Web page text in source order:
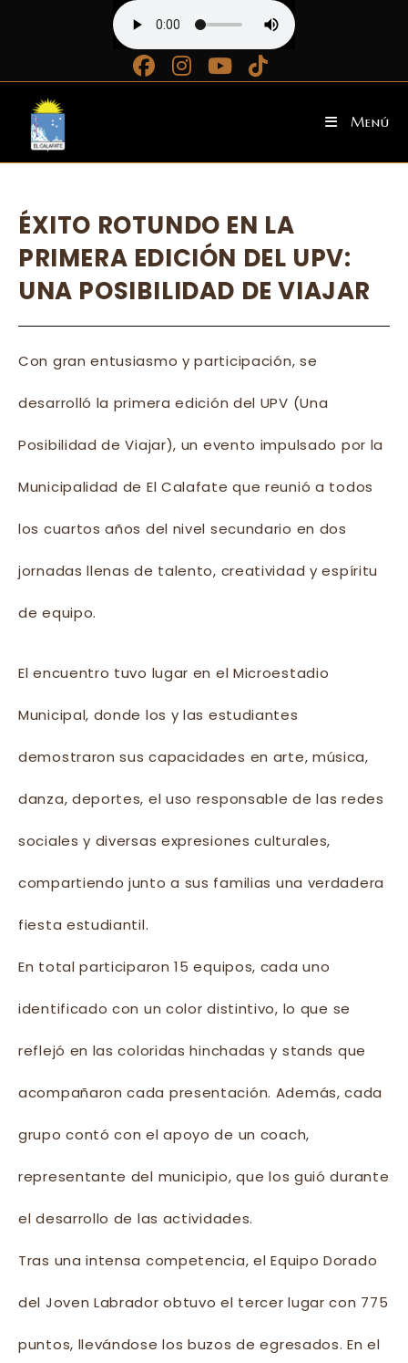
contenido
Menú
ÉXITO ROTUNDO EN LA
PRIMERA EDICIÓN DEL UPV:
UNA POSIBILIDAD DE VIAJAR
Con gran entusiasmo y participación, se
desarrolló la primera edición del UPV (Una
Posibilidad de Viajar), un evento impulsado por la
Municipalidad de El Calafate que reunió a todos
los cuartos años del nivel secundario en dos
jornadas llenas de talento, creatividad y espíritu
de equipo.
El encuentro tuvo lugar en el Microestadio
Municipal, donde los y las estudiantes
demostraron sus capacidades en arte, música,
danza, deportes, el uso responsable de las redes
sociales y diversas expresiones culturales,
compartiendo junto a sus familias una verdadera
fiesta estudiantil.
En total participaron 15 equipos, cada uno
identificado con un color distintivo, lo que se
reflejó en las coloridas hinchadas y stands que
acompañaron cada presentación. Además, cada
grupo contó con el apoyo de un coach,
representante del municipio, que los guió durante
el desarrollo de las actividades.
Tras una intensa competencia, el Equipo Dorado
del Joven Labrador obtuvo el tercer lugar con 775
puntos, llevándose los buzos de egresados. En el